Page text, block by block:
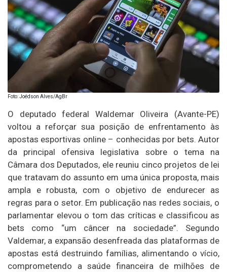
Foto: Joédson Alves/AgBr
O deputado federal Waldemar Oliveira (Avante-PE)
voltou a reforçar sua posição de enfrentamento às
apostas esportivas online – conhecidas por bets. Autor
da principal ofensiva legislativa sobre o tema na
Câmara dos Deputados, ele reuniu cinco projetos de lei
que tratavam do assunto em uma única proposta, mais
ampla e robusta, com o objetivo de endurecer as
regras para o setor. Em publicação nas redes sociais, o
parlamentar elevou o tom das críticas e classificou as
bets como “um câncer na sociedade”. Segundo
Valdemar, a expansão desenfreada das plataformas de
apostas está destruindo famílias, alimentando o vício,
comprometendo a saúde financeira de milhões de